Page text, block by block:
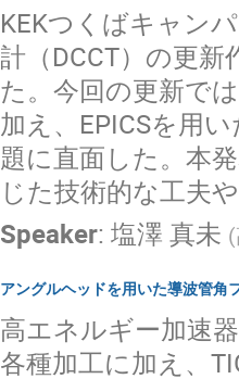
KEKつくばキャン
計（DCCT）の更
た。今回の更新で
加え、EPICSを用
題に直面した。本
じた技術的な工夫
Speaker:塩澤 真未 (
アングルヘッドを用いた導波管角
高エネルギー加速
各種加工に加え、